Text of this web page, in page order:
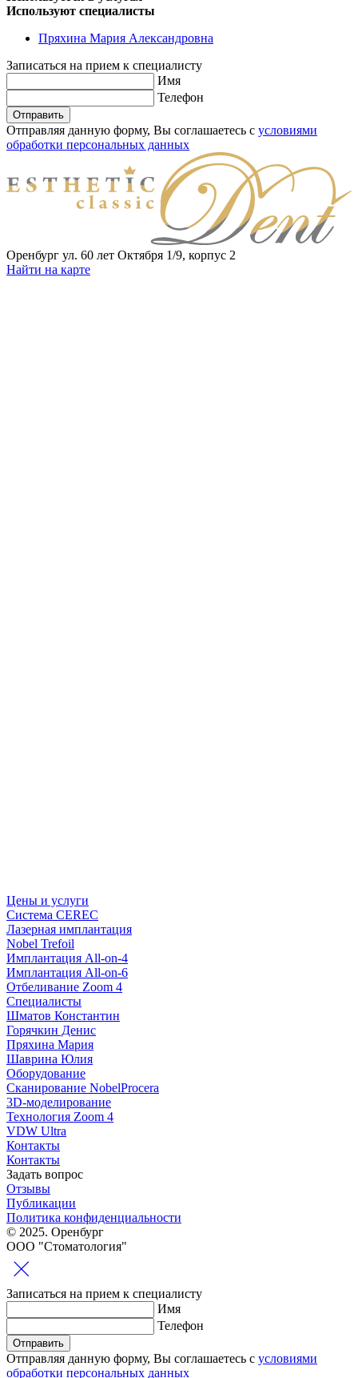
Используют специалисты
Пряхина Мария Александровна
Записаться на прием к специалисту
Имя
Телефон
Отправить
Отправляя данную форму, Вы соглашаетесь с условиями
обработки персональных данных
Оренбург ул. 60 лет Октября 1/9, корпус 2
Найти на карте
Цены и услуги
Система CEREC
Лазерная имплантация
Nobel Trefoil
Имплантация All-on-4
Имплантация All-on-6
Отбеливание Zoom 4
Специалисты
Шматов Константин
Горячкин Денис
Пряхина Мария
Шаврина Юлия
Оборудование
Сканирование NobelProcera
3D-моделирование
Технология Zoom 4
VDW Ultra
Контакты
Контакты
Задать вопрос
Отзывы
Публикации
Политика конфиденциальности
© 2025. Оренбург
ООО "Стоматология"
Записаться на прием к специалисту
Имя
Телефон
Отправить
Отправляя данную форму, Вы соглашаетесь с условиями
обработки персональных данных